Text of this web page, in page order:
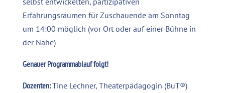
Erfahrungsräumen für Zuschauende am Sonntag
um 14:00 möglich (vor Ort oder auf einer Bühne in
der Nähe)
Genauer Programmablauf folgt!
Dozenten:Tine Lechner, Theaterpädagogin (BuT®)